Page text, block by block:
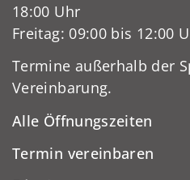
18:00 Uhr
Freitag: 09:00 bis 12:00
Termine außerhalb der
Vereinbarung.
Alle Öffnungszeiten
Termin vereinbaren